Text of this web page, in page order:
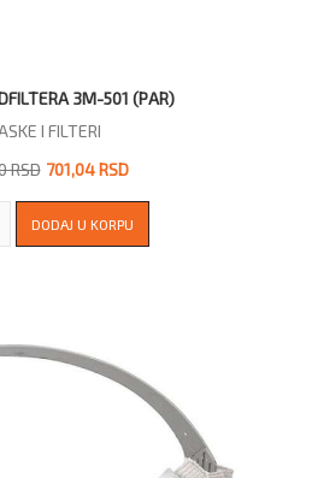
3M-501 (PAR)
I FILTERI
RSD 701,04 RSD